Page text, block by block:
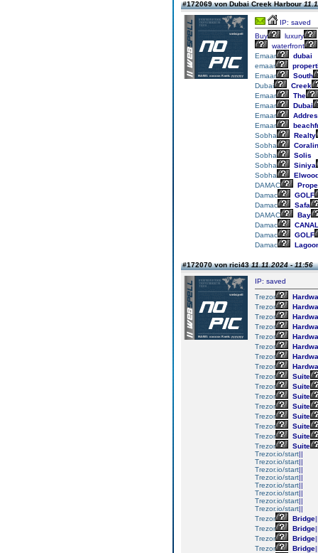
#172069 von Dubai Creek Harbour
IP: saved
Buy
luxury
waterfront
Emaar
dubai
emaar
Emaar
South
Dubai
Creek
Emaar
The
Emaar
Dubai
Emaar
Emaar
Sobha
Realty
Sobha
Sobha
Solis
Sobha
Siniya
Sobha
DAMAC
Damac
GOLF
Damac
Safa
DAMAC
Bay
Damac
CANAL
Damac
GOLF
Damac
#172070 von rici4311.11.2024 - 11:56
IP: saved
Trezor
Trezor
Trezor
Trezor
Trezor
Trezor
Trezor
Trezor
Trezor
Suite
Trezor
Suite
Trezor
Suite
Trezor
Suite
Trezor
Suite
Trezor
Suite
Trezor
Suite
Trezor
Suite
Trezor.io/start||
Trezor.io/start||
Trezor.io/start||
Trezor.io/start||
Trezor.io/start||
Trezor.io/start||
Trezor.io/start||
Trezor.io/start||
Trezor
Bridge
Trezor
Bridge
Trezor
Bridge
Trezor
Bridge